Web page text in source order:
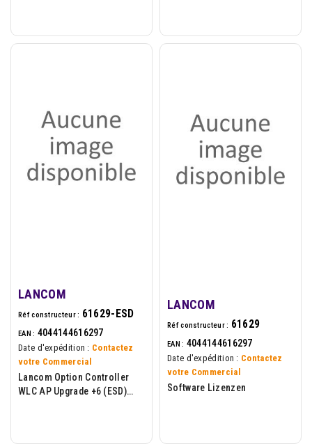
LANCOM
Réf constructeur : 61629-ESD
EAN : 4044144616297
Date d'expédition : Contactez
votre Commercial
Lancom Option Controller
WLC AP Upgrade +6 (ESD)
LANCOM
Réf constructeur : 61629
EAN : 4044144616297
Date d'expédition : Contactez
votre Commercial
Software Lizenzen